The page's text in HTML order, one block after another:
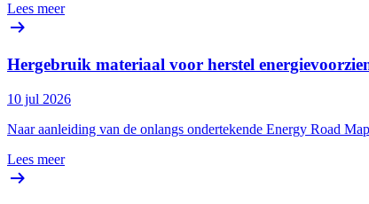
Lees meer
Hergebruik materiaal voor herstel
10 jul 2026
Naar aanleiding van de onlangs ondertekende Energy Road
Lees meer